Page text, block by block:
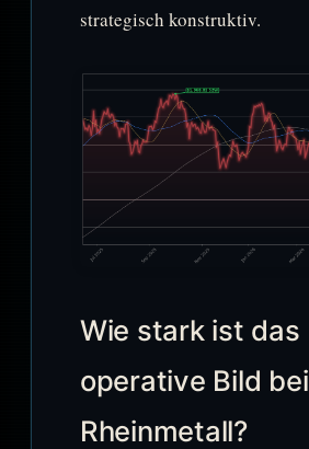
strategisch konstruktiv.
Wie stark ist das
operative Bild bei
Rheinmetall?